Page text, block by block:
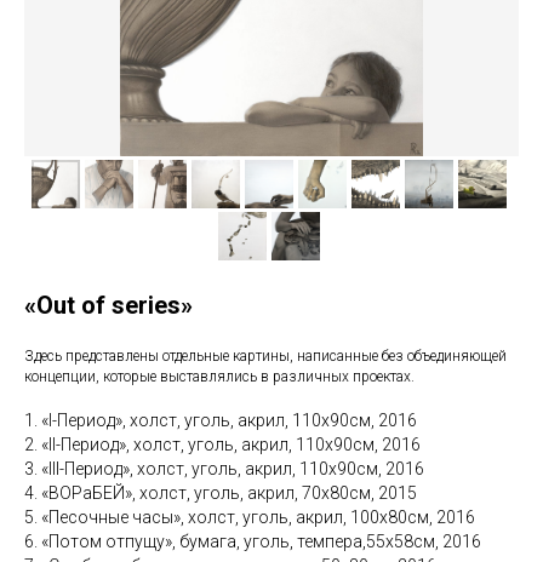
«Out of series»
Здесь представлены отдельные картины, написанные без объединяющей
концепции, которые выставлялись в различных проектах.
1. «I-Период», холст, уголь, акрил, 110х90см, 2016
2. «II-Период», холст, уголь, акрил, 110х90см, 2016
3. «III-Период», холст, уголь, акрил, 110х90см, 2016
4. «ВОРаБЕЙ», холст, уголь, акрил, 70х80см, 2015
5. «Песочные часы», холст, уголь, акрил, 100х80см, 2016
6. «Потом отпущу», бумага, уголь, темпера,55х58см, 2016